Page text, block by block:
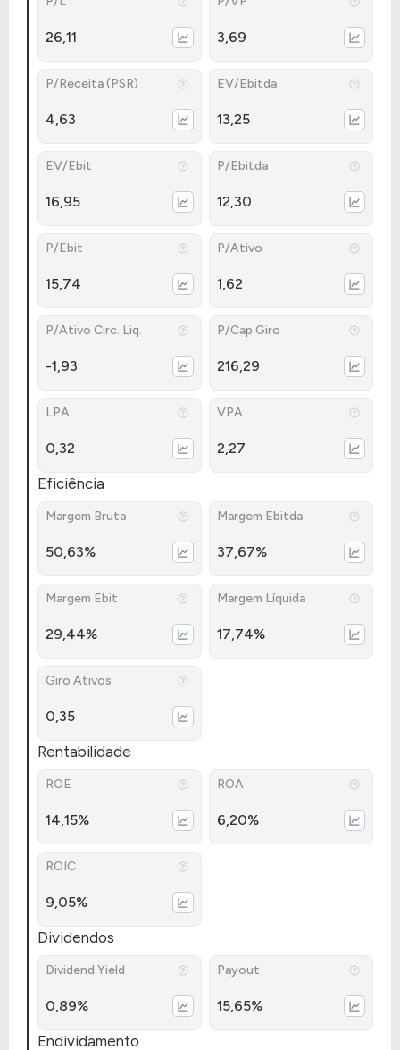
26,11 3,69
P/Receita (PSR)
4,63
EV/Ebitda
13,25
EV/Ebit
16,95
P/Ebitda
12,30
P/Ebit
15,74
P/Ativo
1,62
P/Ativo Circ. Liq.
-1,93
P/Cap.Giro
216,29
LPA
0,32
VPA
2,27
Eficiência
Margem Bruta
50,63%
Margem Ebitda
37,67%
Margem Ebit
29,44%
Margem Líquida
17,74%
Giro Ativos
0,35
Rentabilidade
ROE
14,15%
ROA
6,20%
ROIC
9,05%
Dividendos
Dividend Yield
0,89%
Payout
15,65%
Endividamento